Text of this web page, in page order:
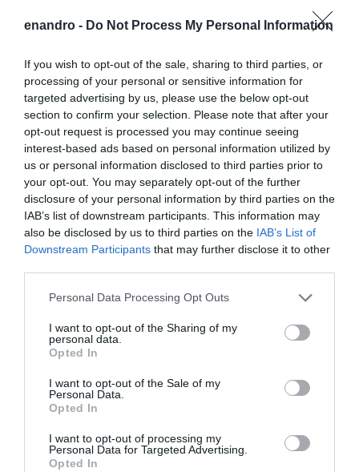
enandro - Do Not Process My Personal Information
If you wish to opt-out of the sale, sharing to third parties, or
processing of your personal or sensitive information for
targeted advertising by us, please use the below opt-out
section to confirm your selection. Please note that after your
opt-out request is processed you may continue seeing
interest-based ads based on personal information utilized by
us or personal information disclosed to third parties prior to
your opt-out. You may separately opt-out of the further
disclosure of your personal information by third parties on the
IAB’s list of downstream participants. This information may
also be disclosed by us to third parties on the IAB’s List of
Downstream Participants that may further disclose it to other
Please note that this website/app uses one or more Google
not limited to your visit or usage behaviour. You may click to
grant or deny consent to Google and its third-party tags to
use your data for below specified purposes in below Google
consent section.
Personal Data Processing Opt Outs
I want to opt-out of the Sharing of my
personal data.
Opted In
I want to opt-out of the Sale of my
Personal Data.
Opted In
I want to opt-out of processing my
Personal Data for Targeted Advertising.
Opted In
χιλιόμετρα!!! Κι αυτό γιατί είδαν κι απόειδαν οι
κάτοικοι των εξοχικών της περιοχής κι επένδυσαν μόνοι
τους στην πρόσβαση τους!!! Ιδιωτική πρωτοβουλία κι
εδώ…
ΠΛΑΚΑ: Ο δρόμος μετά την παραλία της Πλάκας.
Αγροτικός. Συντηρείται μόνο από τους κατοίκους των
εξοχικών κατοικιών…